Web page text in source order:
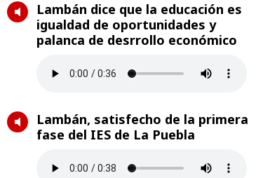
Lambán dice que la educación es
igualdad de oportunidades y
palanca de desrrollo económico
Lambán, satisfecho de la primera
fase del IES de La Puebla